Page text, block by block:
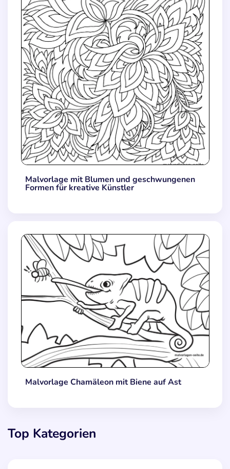
Malvorlage mit Blumen und geschwungenen
Formen für kreative Künstler
Malvorlage Chamäleon mit Biene auf Ast
Top Kategorien